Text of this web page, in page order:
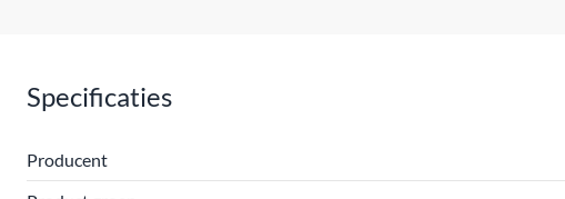
Specificaties
Producent